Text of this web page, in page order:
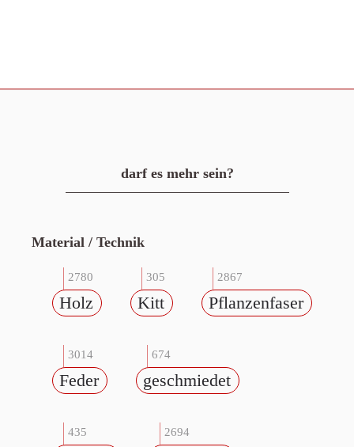
darf es mehr sein?
Material / Technik
2780
Holz
305
Kitt
2867
Pflanzenfaser
3014
Feder
674
geschmiedet
435 2694